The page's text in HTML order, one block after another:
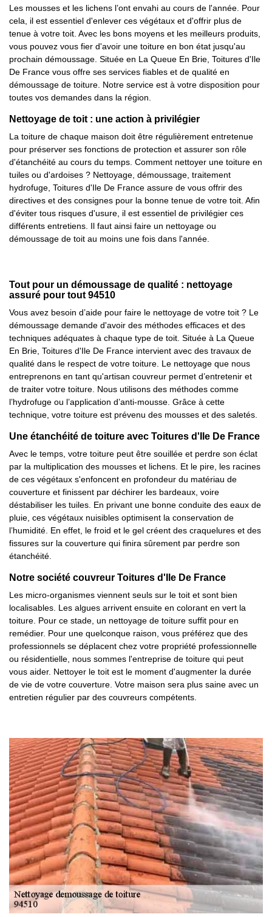
Les mousses et les lichens l’ont envahi au cours de l'année. Pour
cela, il est essentiel d'enlever ces végétaux et d'offrir plus de
tenue à votre toit. Avec les bons moyens et les meilleurs produits,
vous pouvez vous fier d'avoir une toiture en bon état jusqu'au
prochain démoussage. Située en La Queue En Brie, Toitures d'Ile
De France vous offre ses services fiables et de qualité en
démoussage de toiture. Notre service est à votre disposition pour
toutes vos demandes dans la région.
Nettoyage de toit : une action à privilégier
La toiture de chaque maison doit être régulièrement entretenue
pour préserver ses fonctions de protection et assurer son rôle
d'étanchéité au cours du temps. Comment nettoyer une toiture en
tuiles ou d'ardoises ? Nettoyage, démoussage, traitement
hydrofuge, Toitures d'Ile De France assure de vous offrir des
directives et des consignes pour la bonne tenue de votre toit. Afin
d'éviter tous risques d'usure, il est essentiel de privilégier ces
différents entretiens. Il faut ainsi faire un nettoyage ou
démoussage de toit au moins une fois dans l'année.
Tout pour un démoussage de qualité : nettoyage
assuré pour tout 94510
Vous avez besoin d’aide pour faire le nettoyage de votre toit ? Le
démoussage demande d'avoir des méthodes efficaces et des
techniques adéquates à chaque type de toit. Située à La Queue
En Brie, Toitures d'Ile De France intervient avec des travaux de
qualité dans le respect de votre toiture. Le nettoyage que nous
entreprenons en tant qu'artisan couvreur permet d’entretenir et
de traiter votre toiture. Nous utilisons des méthodes comme
l’hydrofuge ou l’application d’anti-mousse. Grâce à cette
technique, votre toiture est prévenu des mousses et des saletés.
Une étanchéité de toiture avec Toitures d'Ile De France
Avec le temps, votre toiture peut être souillée et perdre son éclat
par la multiplication des mousses et lichens. Et le pire, les racines
de ces végétaux s'enfoncent en profondeur du matériau de
couverture et finissent par déchirer les bardeaux, voire
déstabiliser les tuiles. En privant une bonne conduite des eaux de
pluie, ces végétaux nuisibles optimisent la conservation de
l’humidité. En effet, le froid et le gel créent des craquelures et des
fissures sur la couverture qui finira sûrement par perdre son
étanchéité.
Notre société couvreur Toitures d'Ile De France
Les micro-organismes viennent seuls sur le toit et sont bien
localisables. Les algues arrivent ensuite en colorant en vert la
toiture. Pour ce stade, un nettoyage de toiture suffit pour en
remédier. Pour une quelconque raison, vous préférez que des
professionnels se déplacent chez votre propriété professionnelle
ou résidentielle, nous sommes l'entreprise de toiture qui peut
vous aider. Nettoyer le toit est le moment d'augmenter la durée
de vie de votre couverture. Votre maison sera plus saine avec un
entretien régulier par des couvreurs compétents.